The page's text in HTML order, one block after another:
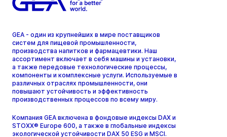
GEA - один из крупнейших в мире поставщиков
систем для пищевой промышленности,
производства напитков и фармацевтики. Наш
ассортимент включает в себя машины и установки,
а также передовые технологические процессы,
компоненты и комплексные услуги. Используемые в
различных отраслях промышленности, они
повышают устойчивость и эффективность
производственных процессов по всему миру.
Компания GEA включена в фондовые индексы DAX и
STOXX® Europe 600, а также в глобальные индексы
экологической устойчивости DAX 50 ESG и MSCI.